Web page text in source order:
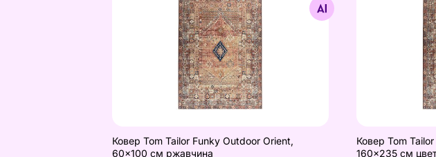
Найдите похожие
Ковер Tom Tailor Funky Outdoor Orient,
60x100 см ржавчина
Ковер Tom
160x235 см